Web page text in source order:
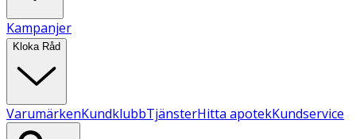
Kampanjer
Kloka Råd
VarumärkenKundklubbTjänsterHitta apotekKundservice